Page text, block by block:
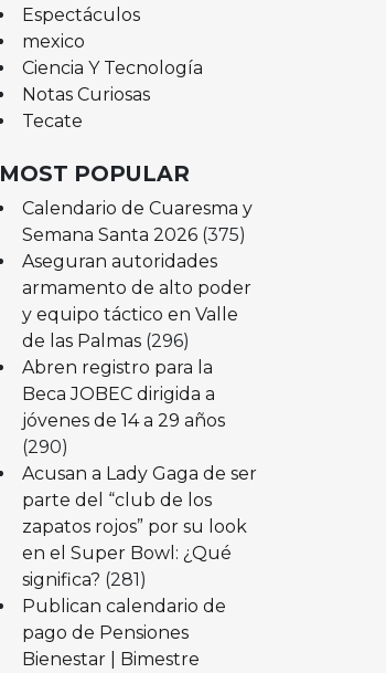
Espectáculos
mexico
Ciencia Y Tecnología
Notas Curiosas
Tecate
MOST POPULAR
Calendario de Cuaresma y
Semana Santa 2026 (375)
Aseguran autoridades
armamento de alto poder
y equipo táctico en Valle
de las Palmas (296)
Abren registro para la
Beca JOBEC dirigida a
jóvenes de 14 a 29 años
(290)
Acusan a Lady Gaga de ser
parte del “club de los
zapatos rojos” por su look
en el Super Bowl: ¿Qué
significa? (281)
Publican calendario de
pago de Pensiones
Bienestar | Bimestre